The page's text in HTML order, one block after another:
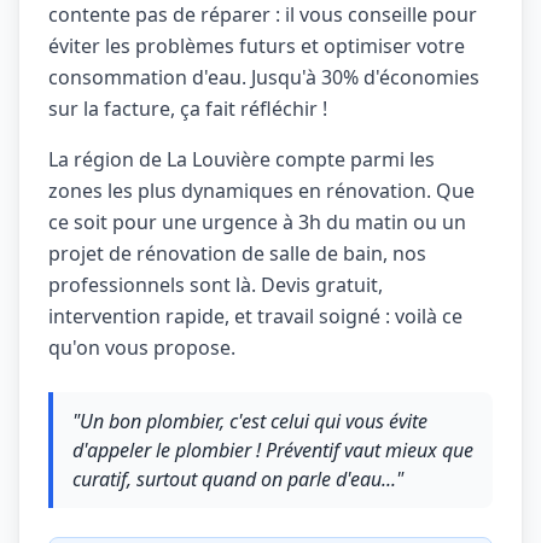
contente pas de réparer : il vous conseille pour
éviter les problèmes futurs et optimiser votre
consommation d'eau. Jusqu'à 30% d'économies
sur la facture, ça fait réfléchir !
La région de La Louvière compte parmi les
zones les plus dynamiques en rénovation. Que
ce soit pour une urgence à 3h du matin ou un
projet de rénovation de salle de bain, nos
professionnels sont là. Devis gratuit,
intervention rapide, et travail soigné : voilà ce
qu'on vous propose.
"Un bon plombier, c'est celui qui vous évite
d'appeler le plombier ! Préventif vaut mieux que
curatif, surtout quand on parle d'eau..."